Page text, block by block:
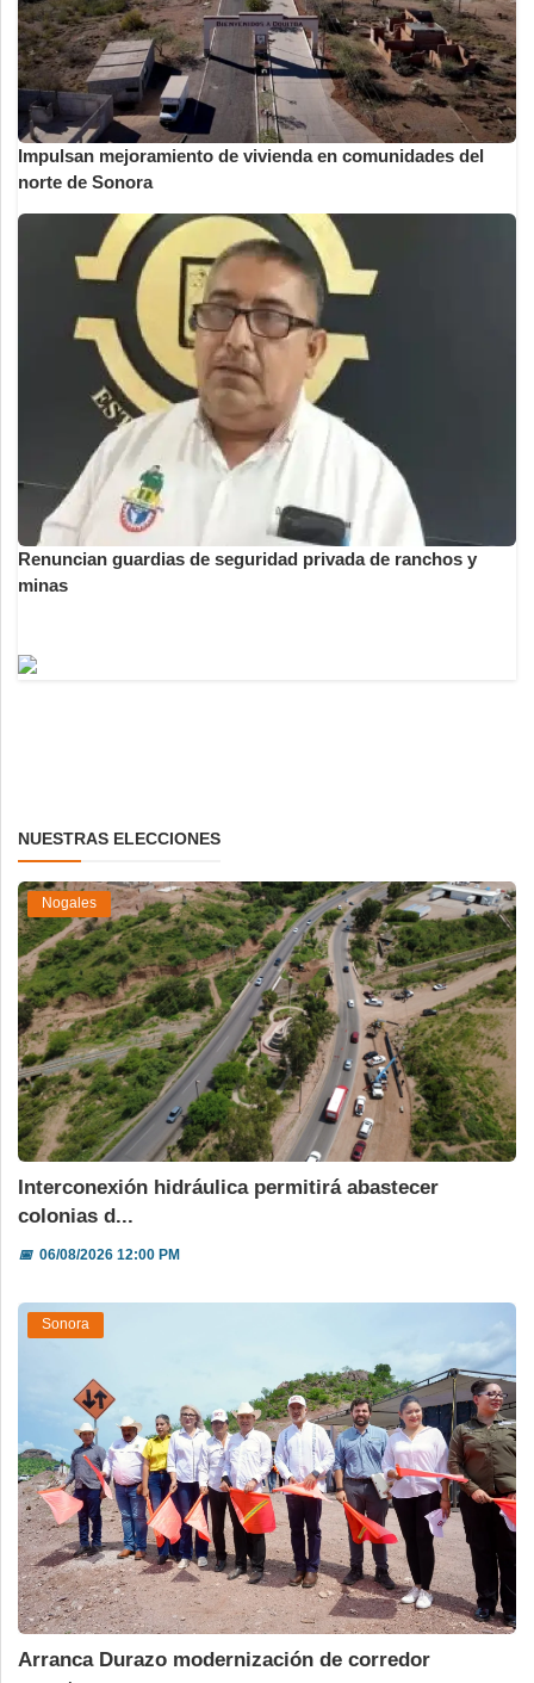
Impulsan mejoramiento de vivienda en comunidades del
norte de Sonora
Renuncian guardias de seguridad privada de ranchos y
minas
NUESTRAS ELECCIONES
Nogales
Interconexión hidráulica permitirá abastecer
colonias d...
📅06/08/2026 12:00 PM
Sonora
Arranca Durazo modernización de corredor